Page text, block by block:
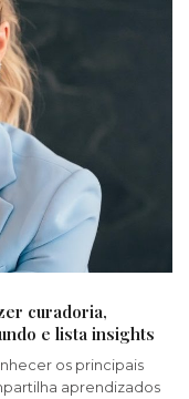
curadoria,
e lista insights
os principais
aprendizados